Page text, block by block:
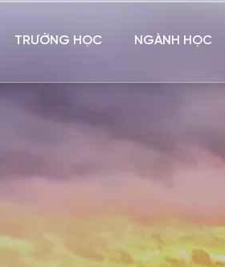
TRƯỜNG HỌC NGÀNH HỌC